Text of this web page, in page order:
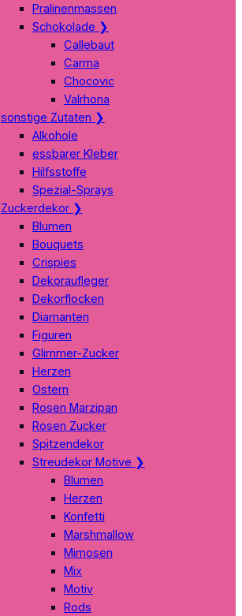
Pralinenmassen
Schokolade ❯
Callebaut
Carma
Chocovic
Valrhona
sonstige Zutaten ❯
Alkohole
essbarer Kleber
Hilfsstoffe
Spezial-Sprays
Zuckerdekor ❯
Blumen
Bouquets
Crispies
Dekoraufleger
Dekorflocken
Diamanten
Figuren
Glimmer-Zucker
Herzen
Ostern
Rosen Marzipan
Rosen Zucker
Spitzendekor
Streudekor Motive ❯
Blumen
Herzen
Konfetti
Marshmallow
Mimosen
Mix
Motiv
Rods